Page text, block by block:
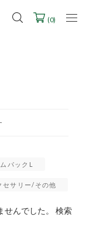
ュール
(0)
パックL
セサリー/その他
せんでした。 検索